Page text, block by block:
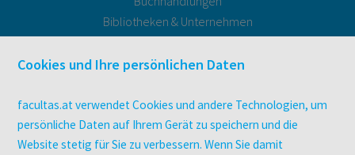
Bibliotheken & Unternehmen
Druckerei facultas druckt.
Zeitschriften
Digitale Angebote
Cookies und Ihre persönlichen Daten
facultas.at verwendet Cookies und andere Technologien, um
persönliche Daten auf Ihrem Gerät zu speichern und die
Website stetig für Sie zu verbessern. Wenn Sie damit